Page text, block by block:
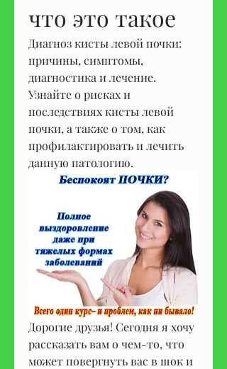
что это такое
Диагноз кисты левой почки:
причины, симптомы,
диагностика и лечение.
Узнайте о рисках и
последствиях кисты левой
почки, а также о том, как
профилактировать и лечить
данную патологию.
Дорогие друзья! Сегодня я хочу
рассказать вам о чем-то, что
может повергнуть вас в шок и